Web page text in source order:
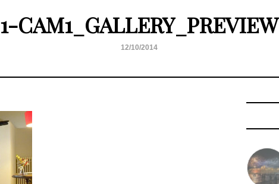
1-CAM1_GALLERY_PREVIEW
12/10/2014